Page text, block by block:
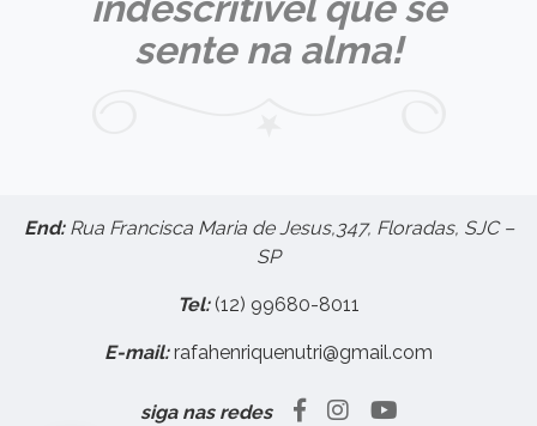
sente na alma!
End: Rua Francisca Maria de Jesus,347, Floradas, SJC –
SP
Tel: (12) 99680-8011
E-mail:rafahenriquenutri@gmail.com
siga nas redes